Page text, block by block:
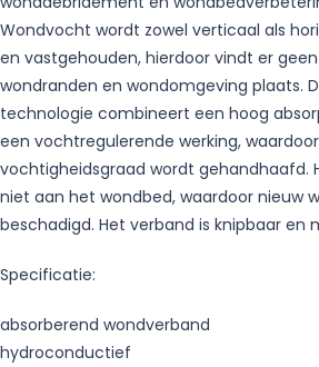
Wondvocht wordt zowel verticaal als
en vastgehouden, hierdoor vindt er
wondranden en wondomgeving plaats.
technologie combineert een hoog
een vochtregulerende werking,
vochtigheidsgraad wordt gehandhaafd.
niet aan het wondbed, waardoor nieuw
beschadigd. Het verband is knipbaar en
Specificatie:
absorberend wondverband
hydroconductief